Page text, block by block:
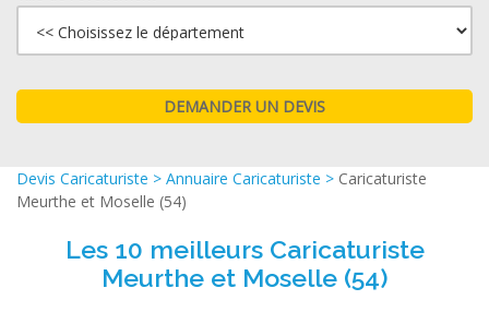
Devis Caricaturiste > Annuaire Caricaturiste > Caricaturiste
Meurthe et Moselle (54)
Les 10 meilleurs Caricaturiste
Meurthe et Moselle (54)